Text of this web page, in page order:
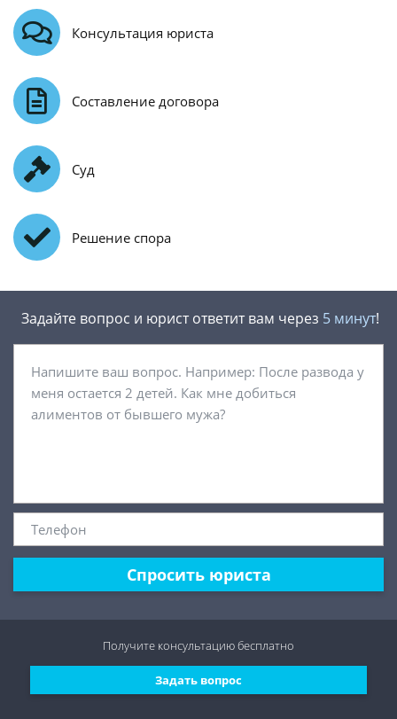
Консультация юриста
Составление договора
Суд
Решение спора
Задайте вопрос и юрист ответит вам через 5 минут!
Спросить юриста
Задать вопрос
Получите консультациюбесплатно